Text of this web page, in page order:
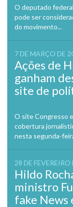
O deputado
pode ser
do movimento...
7 DE MARÇO DE
Ações de
ganham
site de
O site Congresso
cobertura
nesta segunda-
28 DE FEVEREIRO
Hildo
ministro
fake News